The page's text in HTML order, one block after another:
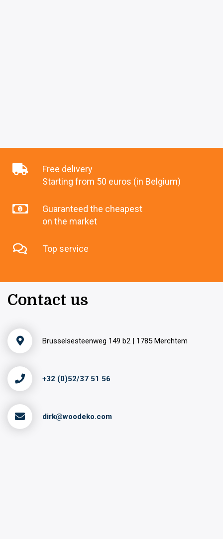
Free delivery
Starting from 50 euros (in Belgium)
Guaranteed the cheapest
on the market
Top service
Contact us
Brusselsesteenweg 149 b2 | 1785 Merchtem
+32 (0)52/37 51 56
dirk@woodeko.com